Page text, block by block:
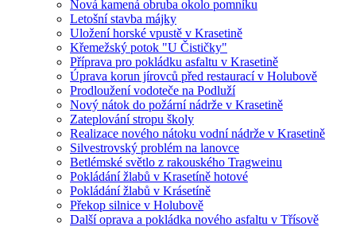
Nová kamená obruba okolo pomníku
Letošní stavba májky
Uložení horské vpustě v Krasetině
Křemežský potok "U Čističky"
Příprava pro pokládku asfaltu v Krasetině
Úprava korun jírovců před restaurací v Holubově
Prodloužení vodoteče na Podluží
Nový nátok do požární nádrže v Krasetině
Zateplování stropu školy
Realizace nového nátoku vodní nádrže v Krasetině
Silvestrovský problém na lanovce
Betlémské světlo z rakouského Tragweinu
Pokládání žlabů v Krasetíně hotové
Pokládání žlabů v Krásetíně
Překop silnice v Holubově
Další oprava a pokládka nového asfaltu v Třísově